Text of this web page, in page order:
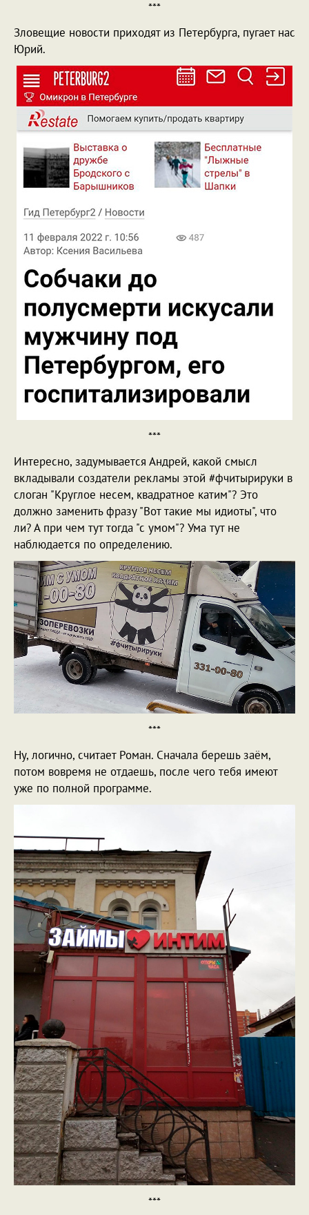
***
Зловещие новости приходят из Петербурга, пугает нас
Юрий.
***
Интересно, задумывается Андрей, какой смысл
вкладывали создатели рекламы этой #фчитырируки в
слоган "Круглое несем, квадратное катим"? Это
должно заменить фразу "Вот такие мы идиоты", что
ли? А при чем тут тогда "с умом"? Ума тут не
наблюдается по определению.
***
Ну, логично, считает Роман. Сначала берешь заём,
потом вовремя не отдаешь, после чего тебя имеют
уже по полной программе.
***